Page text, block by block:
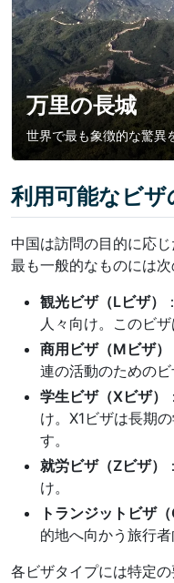
万里の長城
世界で最も象徴的な驚異
利用可能なビザ
中国は訪問の目的に応
最も一般的なものには
観光ビザ（Lビザ）
人々向け。このビ
商用ビザ（Mビザ）
連の活動のためのビ
学生ビザ（Xビザ）
け。X1ビザは長期
す。
就労ビザ（Zビザ）
け。
トランジットビザ（
的地へ向かう旅行者
各ビザタイプには特定